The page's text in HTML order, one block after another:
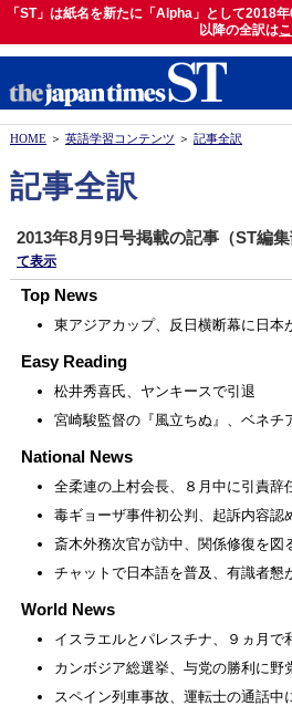
「ST」は紙名を新たに「Alpha」として2018
以降の全訳はこ
「ST」は紙名を新たに「Alpha」として2018
以降の全訳は
HOME＞ 英語学習コンテンツ ＞ 記事全訳
記事全訳
2013年8月9日号掲載の記事（ST編集
て表示
Top News
東アジアカップ、反日横断幕に日本
Easy Reading
松井秀喜氏、ヤンキースで引退
宮崎駿監督の『風立ちぬ』、ベネチ
National News
全柔連の上村会長、８月中に引責辞
毒ギョーザ事件初公判、起訴内容認
斎木外務次官が訪中、関係修復を図
チャットで日本語を普及、有識者懇
World News
イスラエルとパレスチナ、９ヵ月で
カンボジア総選挙、与党の勝利に野
スペイン列車事故、運転士の通話中